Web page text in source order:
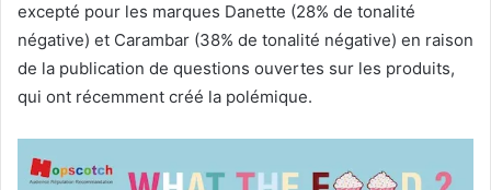
excepté pour les marques Danette (28% de tonalité
négative) et Carambar (38% de tonalité négative) en raison
de la publication de questions ouvertes sur les produits,
qui ont récemment créé la polémique.